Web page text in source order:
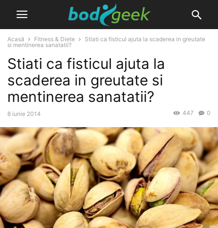
Acasă Fitness & Diete
Stiati ca fisticul ajuta la scaderea in greutate
si mentinerea sanatatii?
Stiati ca fisticul ajuta la
scaderea in greutate si
mentinerea sanatatii?
8 iunie 2014 0
447